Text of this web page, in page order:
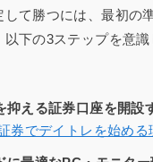
して勝つには、最初の
下の3ステップを意
抑える証券口座を開設
券でデイトレを始める